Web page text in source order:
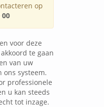
op
00
voor deze
te gaan
van uw
ons systeem.
professionele
u kan steeds
tot inzage.